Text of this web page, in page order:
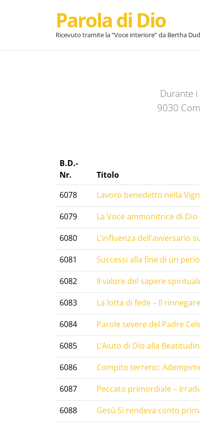
Parola di Dio
Ricevuto tramite la “Voce interiore” da Bertha
Durante
9030
B.D.-
Nr.
Titolo
6078
Lavoro benedetto nella
6079
La Voce ammonitrice di Dio
6080
L’influenza dell’avversario
6081
Successi alla fine di un
6082
Il valore del sapere
6083
La lotta di fede – Il
6084
Parole severe del Padre
6085
L’Aiuto di Dio alla
6086
Compito terreno:
6087
Peccato primordiale –
6088
Gesù Si rendeva conto